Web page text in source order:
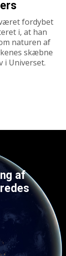
fordybet
i, at han
naturen af
skæbne
i Universet.
af